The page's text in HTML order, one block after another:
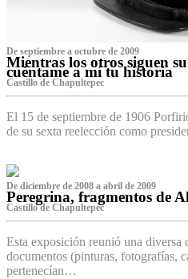
De septiembre a octubre de 2009
Mientras los otros siguen
cuéntame a mí tu historia
Castillo de Chapultepec
El 15 de septiembre de 1906
de su sexta reelección como
De diciembre de 2008 a abril de 2009
Peregrina, fragmentos de
Castillo de Chapultepec
Esta exposición reunió una diversa
documentos (pinturas, fotografías,
pertenecían…